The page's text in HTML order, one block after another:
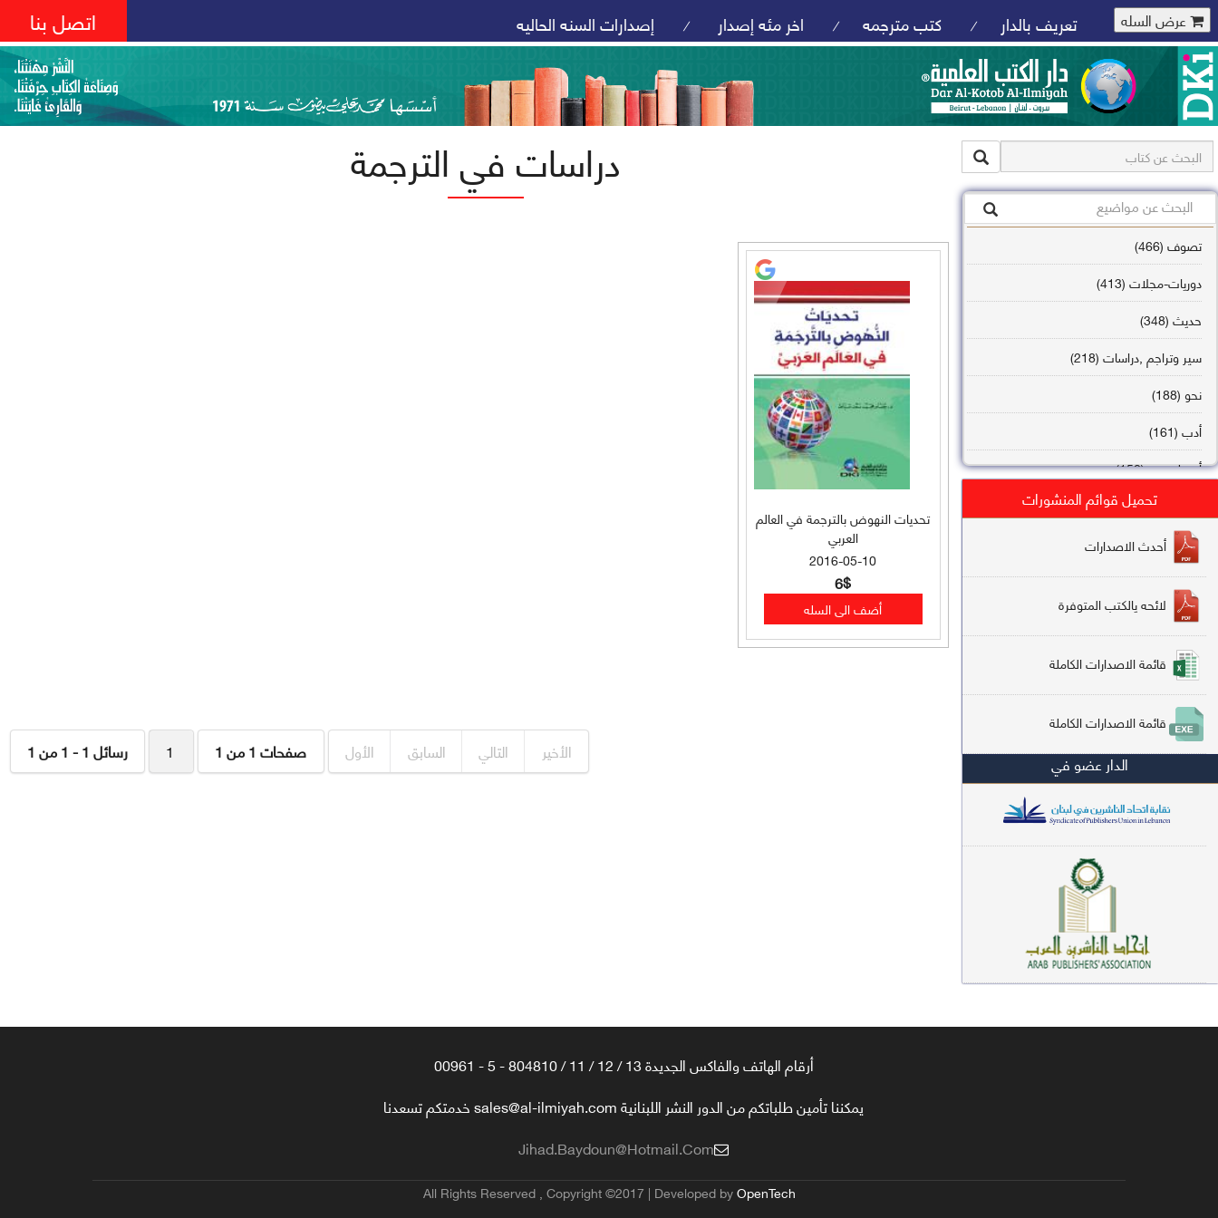
عرض السله تعريف بالدار / كتب مترجمه / اخر مئه إصدار / إصدارات السنه الحاليه اتصل بنا
تصوف (466)
دوريات-مجلات (413)
حديث (348)
سير وتراجم ,دراسات (218)
نحو (188)
أدب (161)
أصول فقه (158)
تاريخ (138)
فقه شافعي (132)
فقه حنفي (113)
فقه مالكي (112)
تفسير قرآن (106)
علم كلام (96)
أخلاق وتصوف (91)
سير وتراجم (90)
معاجم لغوية (89)
سيرة نبوية وتصوف (81)
دراسات إسلامية (75)
شعر (72)
علوم قرآن (66)
فقه عام وأحكام فقهية (62)
تحميل قوائم المنشورات
أحدث الاصدارات
لائحه يالكتب المتوفرة
قائمة الاصدارات الكاملة
قائمة الاصدارات الكاملة
الدار عضو في
دراسات في الترجمة
تحديات النهوض بالترجمة في العالم
العربي
2016-05-10
6$
رسائل 1 - 1 من 1 1 صفحات 1 من 1 الأول السابق التالي الأخير
أرقام الهاتف والفاكس الجديدة 13 / 12 / 11 / 804810 - 5 - 00961
يمكننا تأمين طلباتكم من الدور النشر اللبنانية sales@al-ilmiyah.com خدمتكم تسعدنا
Jihad.baydoun@hotmail.com
All Rights Reserved , Copyright ©2017 | Developed byOpenTech